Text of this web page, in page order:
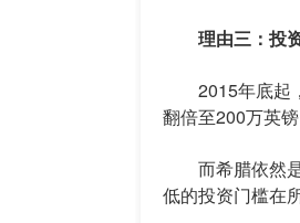
理由三：投
2015年底起，
翻倍至200万英
而希腊依然是
低的投资门槛在